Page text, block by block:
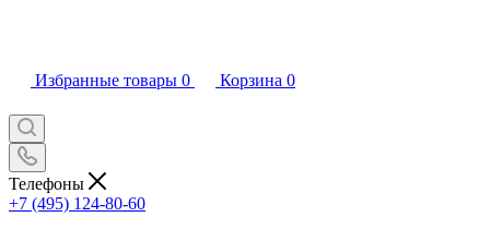
Избранные товары 0 Корзина 0
Телефоны
+7 (495) 124-80-60